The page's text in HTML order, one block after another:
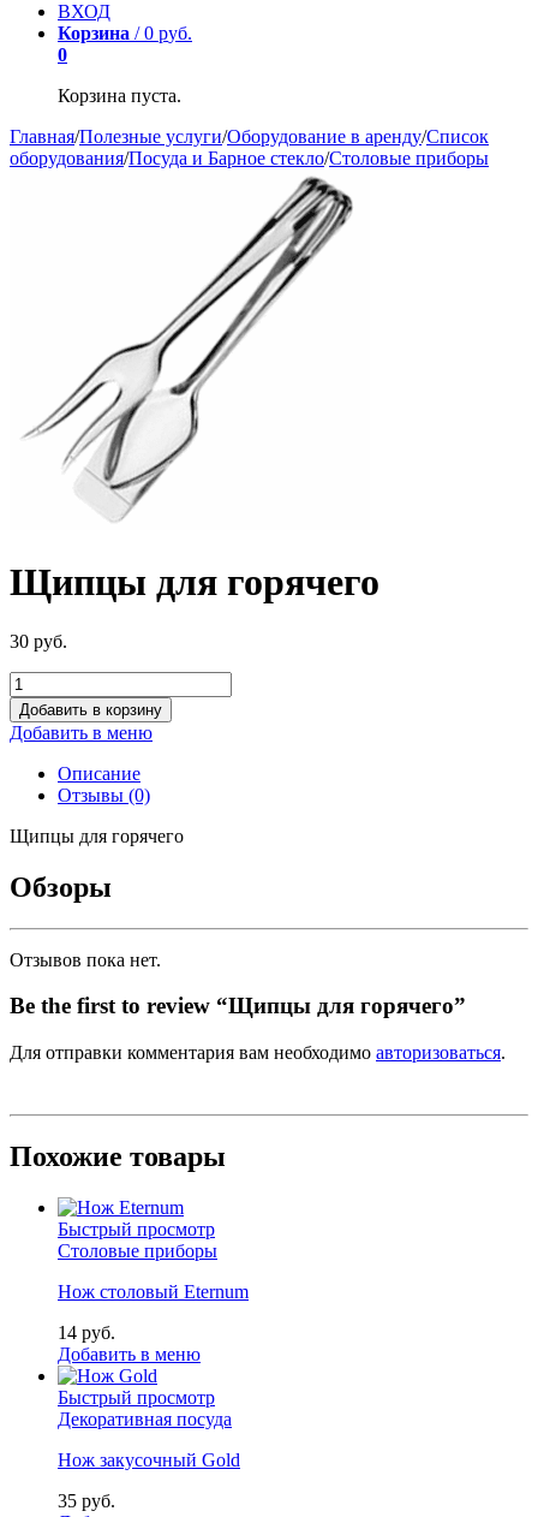
ВХОД
Корзина /0 руб.
0
Корзина пуста.
Главная/Полезные услуги/Оборудование в аренду/Список
оборудования/Посуда и Барное стекло/Столовые приборы
Щипцы для горячего
30 руб.
Добавить в корзину
Добавить в меню
Описание
Отзывы (0)
Щипцы для горячего
Обзоры
Отзывов пока нет.
Be the first to review “Щипцы для горячего”
Для отправки комментария вам необходимо авторизоваться.
Похожие товары
Быстрый просмотр
Столовые приборы
Нож столовый Eternum
14 руб.
Добавить в меню
Быстрый просмотр
Декоративная посуда
Нож закусочный Gold
35 руб.